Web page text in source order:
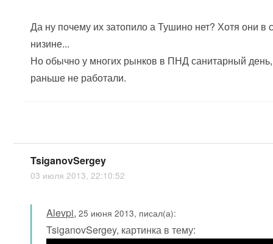
Да ну почему их затопило а Тушино нет? Хотя они в
низине...
Но обычно у многих рынков в ПНД санитарный
раньше не работали.
TsiganovSergey
03 июля 2013, 22:10:52
Alevpi,25 июня 2013, писал(а):
TsiganovSergey, картинка в тему: